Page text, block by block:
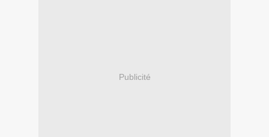
Publicité